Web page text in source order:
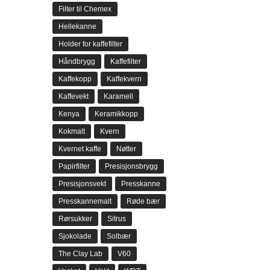
Filter til Chemex
Hellekanne
Holder for kaffefilter
Håndbrygg Kaffefilter
Kaffekopp Kaffekvern
Kaffevekt Karamell
Kenya Keramikkopp
Kokmalt Kvern
Kvernet kaffe Nøtter
Papirfilter Presisjonsbrygg
Presisjonsvekt Presskanne
Presskannemalt Røde bær
Rørsukker Sitrus
Sjokolade Solbær
The Clay Lab V60